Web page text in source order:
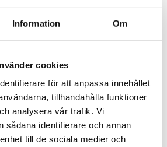
Information Om
cookies
för att anpassa innehållet
tillhandahålla funktioner
analysera vår trafik. Vi
sådana identifierare och annan
till de sociala medier och
I KUNDVAGN
30-dagarna: 1 359 kr